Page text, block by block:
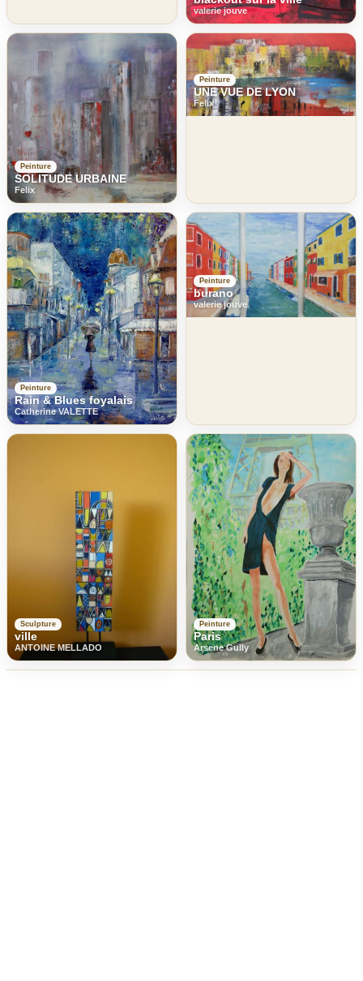
valerie jouve
Peinture
SOLITUDE URBAINE
Felix
Peinture
UNE VUE DE LYON
Felix
Peinture
Rain & Blues foyalais
Catherine VALETTE
Peinture
burano
valerie jouve
Sculpture
ville
ANTOINE MELLADO
Peinture
Paris
Arsene Gully